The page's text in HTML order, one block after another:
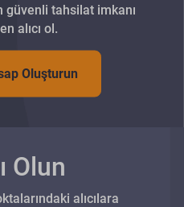
güvenli tahsilat imkanı
alıcı ol.
Oluşturun
Olun
alıcılara